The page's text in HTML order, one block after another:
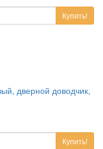
Купить!
дверной доводчик,
Купить!